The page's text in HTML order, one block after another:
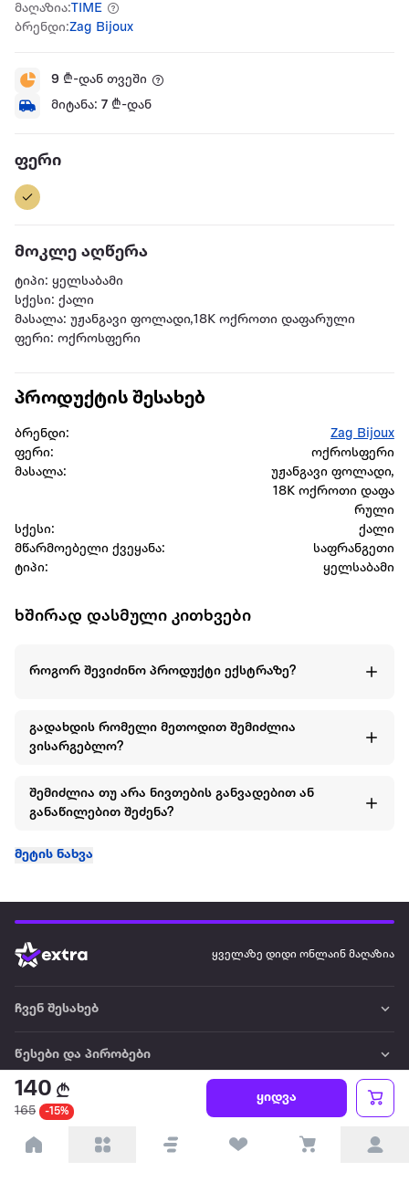
მაღაზია:TIME
ბრენდი:Zag Bijoux
9 ₾-დან თვეში
მიტანა: 7 ₾-დან
ფერი
მოკლე აღწერა
ტიპი: ყელსაბამი
სქესი: ქალი
მასალა: უჟანგავი ფოლადი,18K ოქროთი დაფარული
ფერი: ოქროსფერი
140
165 -15%
ყიდვა
პროდუქტის შესახებ
ბრენდი:
Zag Bijoux
ფერი:
ოქროსფერი
მასალა:
უჟანგავი ფოლადი,
18K ოქროთი დაფა
რული
სქესი:
ქალი
მწარმოებელი ქვეყანა:
საფრანგეთი
ტიპი:
ყელსაბამი
ხშირად დასმული კითხვები
როგორ შევიძინო პროდუქტი ექსტრაზე?
გადახდის რომელი მეთოდით შემიძლია
ვისარგებლო?
შემიძლია თუ არა ნივთების განვადებით ან
განაწილებით შეძენა?
მეტის ნახვა
ყველაზე დიდი ონლაინ მაღაზია
ჩვენ შესახებ
წესები და პირობები
პარტნიორებისთვის
ტრენდული